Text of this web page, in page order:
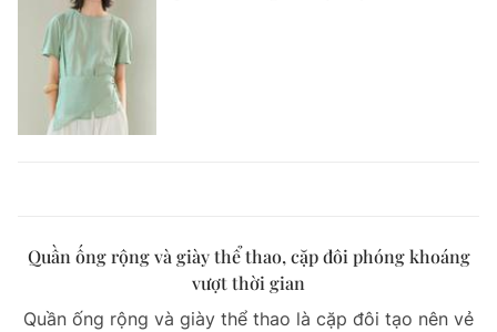
Quần ống rộng và giày thể thao, cặp đôi phóng khoáng
vượt thời gian
Quần ống rộng và giày thể thao là cặp đôi tạo nên vẻ